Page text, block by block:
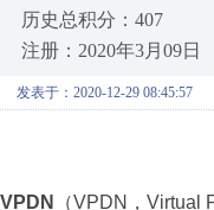
历史总积分：407
注册：2020年3月09日
发表于：2020-12-29 08:45:57
VPDN
（VPDN，Virtual